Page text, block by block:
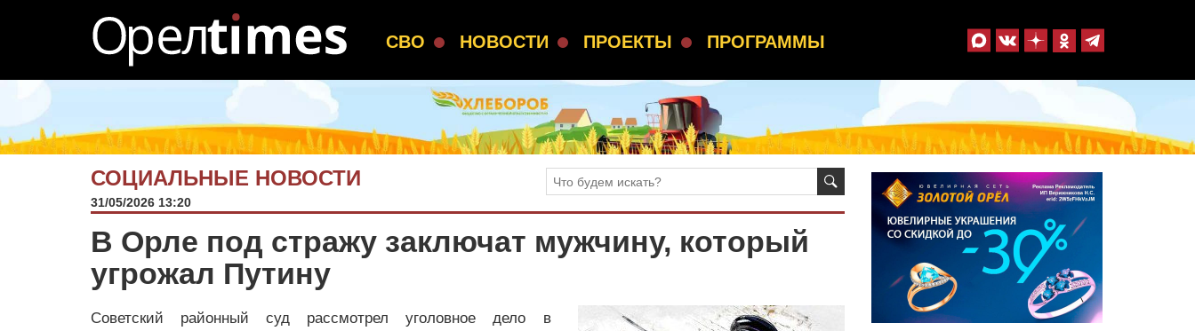
СВО НОВОСТИ ПРОЕКТЫ ПРОГРАММЫ
СОЦИАЛЬНЫЕ НОВОСТИ
31/05/2026 13:20
В Орле под стражу заключат мужчину, который
угрожал Путину
Советский районный суд рассмотрел уголовное дело в